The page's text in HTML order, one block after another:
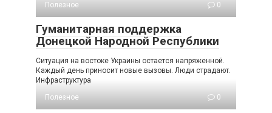
Полезное
0
Гуманитарная поддержка
Донецкой Народной Республики
Ситуация на востоке Украины остается напряженной.
Каждый день приносит новые вызовы. Люди страдают.
Инфраструктура
Полезное
0